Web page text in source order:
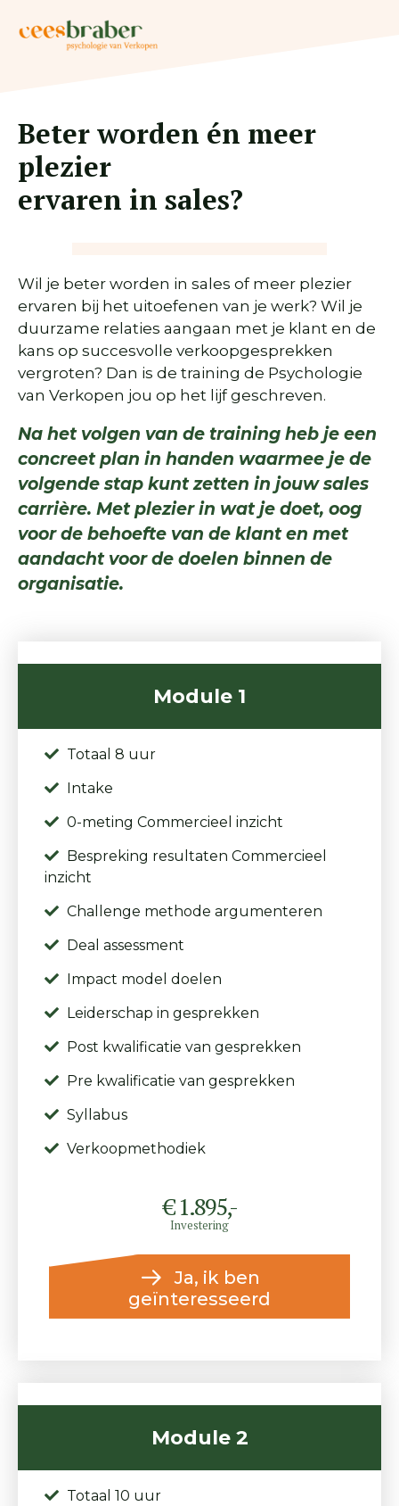
naar
Beter worden én meer
plezier
ervaren in sales?
Wil je beter worden in sales of meer plezier
ervaren bij het uitoefenen van je werk? Wil je
duurzame relaties aangaan met je klant en de
kans op succesvolle verkoopgesprekken
vergroten? Dan is de training de Psychologie
van Verkopen jou op het lijf geschreven.
Na het volgen van de training heb je een
concreet plan in handen waarmee je de
volgende stap kunt zetten in jouw sales
carrière. Met plezier in wat je doet, oog
voor de behoefte van de klant en met
aandacht voor de doelen binnen de
organisatie.
Module 1
Totaal 8 uur
Intake
0-meting Commercieel inzicht
Bespreking resultaten Commercieel
inzicht
Challenge methode argumenteren
Deal assessment
Impact model doelen
Leiderschap in gesprekken
Post kwalificatie van gesprekken
Pre kwalificatie van gesprekken
Syllabus
Verkoopmethodiek
€ 1.895,-
Investering
Ja, ik ben
geïnteresseerd
Module 2
Totaal 10 uur